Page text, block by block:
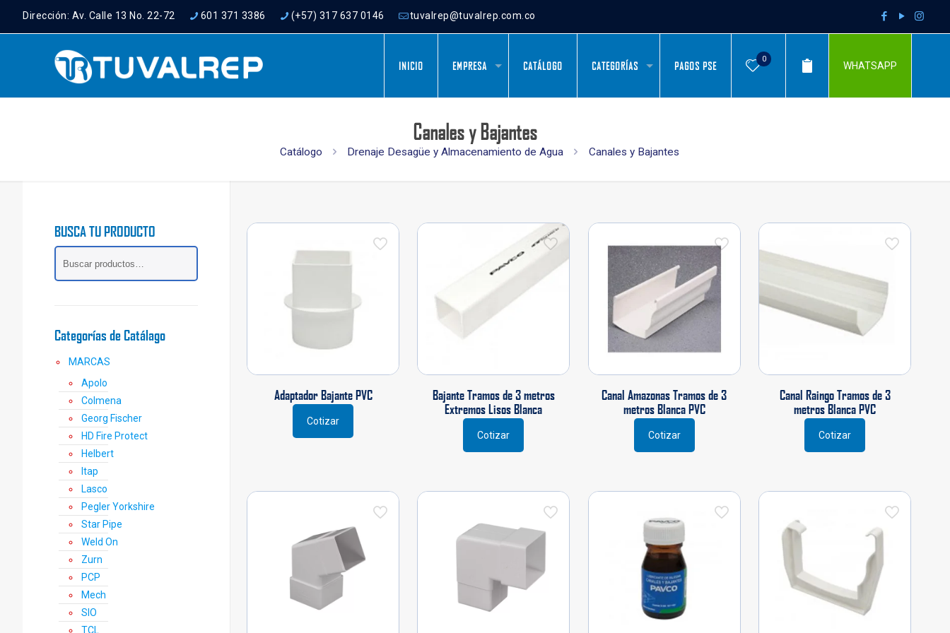
Dirección: Av. Calle 13 No. 22-72 601 371 3386 (+57) 317 637 0146 tuvalrep@tuvalrep.com.co
INICIO EMPRESA CATÁLOGO CATEGORÍAS PAGOS PSE
0
WHATSAPP
Canales y Bajantes
Catálogo Drenaje Desagüe y Almacenamiento de Agua Canales y Bajantes
Adaptador Bajante PVC
Cotizar
Este
producto
pueden
página
Bajante Tramos de 3 metros
Extremos Lisos Blanca
Cotizar
Este
producto
opciones
la
Canal Amazonas Tramos de 3
metros Blanca PVC
Cotizar
Canal Raingo Tramos de 3
metros Blanca PVC
Cotizar
BUSCA TU PRODUCTO
Categorías de Catálago
MARCAS
Apolo
Colmena
Georg Fischer
HD Fire Protect
Helbert
Itap
Lasco
Pegler Yorkshire
Star Pipe
Weld On
Zurn
PCP
Mech
SIO
TCL